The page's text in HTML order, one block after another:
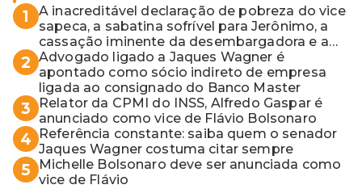
1
A inacreditável declaração de pobreza do vice
sapeca, a sabatina sofrível para Jerônimo, a
cassação iminente da desembargadora e a
vaga do Quinto para o MP baiano
2 Advogado ligado a Jaques Wagner é
apontado como sócio indireto de empresa
ligada ao consignado do Banco Master
3
Relator da CPMI do INSS, Alfredo Gaspar é
anunciado como vice de Flávio Bolsonaro
4
Referência constante: saiba quem o senador
Jaques Wagner costuma citar sempre
5
Michelle Bolsonaro deve ser anunciada como
vice de Flávio